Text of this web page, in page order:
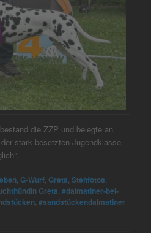
die ZZP und belegte an
stark besetzten Jugendklasse
,G-Wurf ,Greta ,Stehfotos
Greta ,#dalmatiner-bei-
,#sandstückendalmatiner |